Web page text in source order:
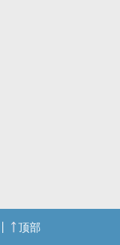
顶部